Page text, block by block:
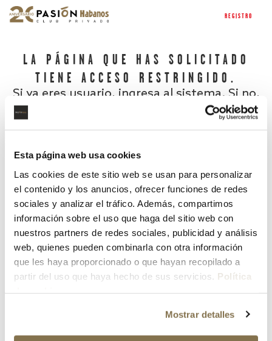
Esta página web usa cookies
Las cookies de este sitio web se usan para personalizar
el contenido y los anuncios, ofrecer funciones de redes
sociales y analizar el tráfico. Además, compartimos
información sobre el uso que haga del sitio web con
nuestros partners de redes sociales, publicidad y análisis
web, quienes pueden combinarla con otra información
que les haya proporcionado o que hayan recopilado a
partir del uso que haya hecho de sus servicios. Política
Mostrar detalles
REGISTRO
LA PÁGINA QUE HAS SOLICITADO
TIENE ACCESO RESTRINGIDO.
Si ya eres usuario, ingresa al sistema. Si no,
¿Has olvidado tu contraseña?